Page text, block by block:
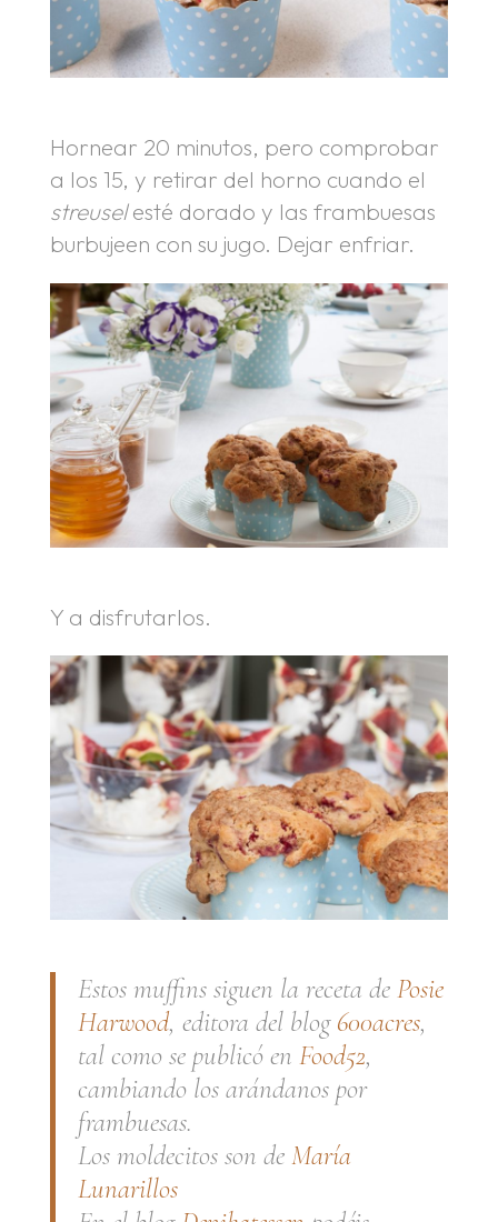
Hornear 20 minutos, pero comprobar
a los 15, y retirar del horno cuando el
streuselesté dorado y las frambuesas
burbujeen con su jugo. Dejar enfriar.
Y a disfrutarlos.
Estos muffins siguen la receta de Posie
Harwood, editora del blog 600acres,
tal como se publicó en Food52,
cambiando los arándanos por
frambuesas.
Los moldecitos son de María
Lunarillos